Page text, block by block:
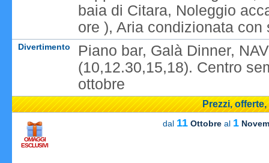
baia di Citara, Noleggio
ore ), Aria condizionata con
Divertimento
Piano bar, Galà Dinner,
(10,12.30,15,18). Centro
ottobre
Prezzi,
OMAGGI
ESCLUSIVI
dal 11 Ottobre al 1